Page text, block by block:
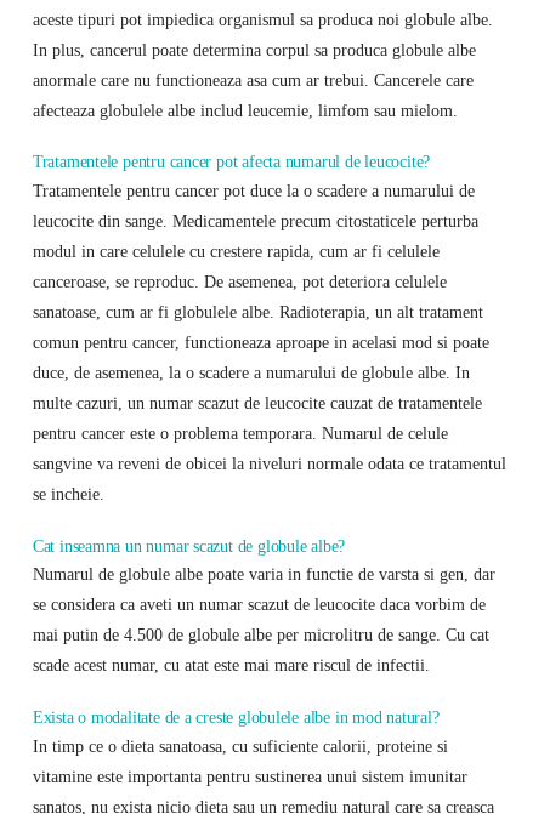
aceste tipuri pot impiedica organismul sa produca noi globule albe.
In plus, cancerul poate determina corpul sa produca globule albe
anormale care nu functioneaza asa cum ar trebui. Cancerele care
afecteaza globulele albe includ leucemie, limfom sau mielom.
Tratamentele pentru cancer pot afecta numarul de leucocite?
Tratamentele pentru cancer pot duce la o scadere a numarului de
leucocite din sange. Medicamentele precum citostaticele perturba
modul in care celulele cu crestere rapida, cum ar fi celulele
canceroase, se reproduc. De asemenea, pot deteriora celulele
sanatoase, cum ar fi globulele albe. Radioterapia, un alt tratament
comun pentru cancer, functioneaza aproape in acelasi mod si poate
duce, de asemenea, la o scadere a numarului de globule albe. In
multe cazuri, un numar scazut de leucocite cauzat de tratamentele
pentru cancer este o problema temporara. Numarul de celule
sangvine va reveni de obicei la niveluri normale odata ce tratamentul
se incheie.
Cat inseamna un numar scazut de globule albe?
Numarul de globule albe poate varia in functie de varsta si gen, dar
se considera ca aveti un numar scazut de leucocite daca vorbim de
mai putin de 4.500 de globule albe per microlitru de sange. Cu cat
scade acest numar, cu atat este mai mare riscul de infectii.
Exista o modalitate de a creste globulele albe in mod natural?
In timp ce o dieta sanatoasa, cu suficiente calorii, proteine ​​si
vitamine este importanta pentru sustinerea unui sistem imunitar
sanatos, nu exista nicio dieta sau un remediu natural care sa creasca